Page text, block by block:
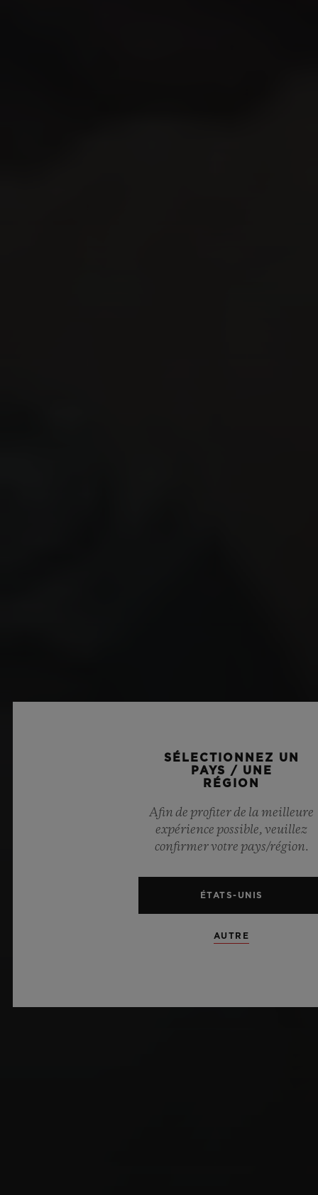
SÉLECTIONNEZ UN
PAYS / UNE
RÉGION
Afin de profiter de la meilleure
expérience possible, veuillez
confirmer votre pays/région.
ÉTATS-UNIS
AUTRE